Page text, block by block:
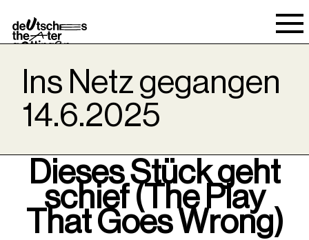
Spielraum
Ins Netz gegangen
14.6.2025
Dieses Stück geht
schief (The Play
That Goes Wrong)